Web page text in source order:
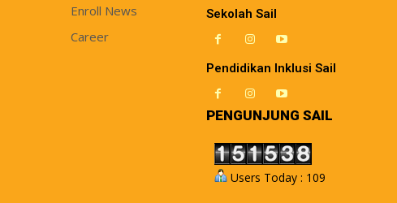
Enroll News
Career
Sekolah Sail
Pendidikan Inklusi Sail
PENGUNJUNG SAIL
Users Today : 109